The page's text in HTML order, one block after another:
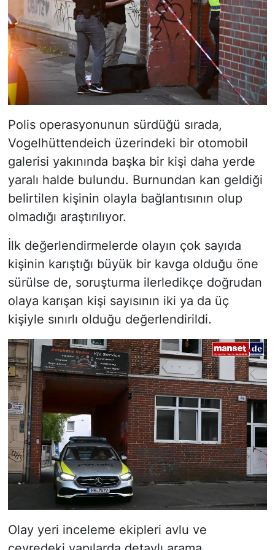
Polis operasyonunun sürdüğü sırada,
Vogelhüttendeich üzerindeki bir otomobil
galerisi yakınında başka bir kişi daha yerde
yaralı halde bulundu. Burnundan kan geldiği
belirtilen kişinin olayla bağlantısının olup
olmadığı araştırılıyor.
İlk değerlendirmelerde olayın çok sayıda
kişinin karıştığı büyük bir kavga olduğu öne
sürülse de, soruşturma ilerledikçe doğrudan
olaya karışan kişi sayısının iki ya da üç
kişiyle sınırlı olduğu değerlendirildi.
Olay yeri inceleme ekipleri avlu ve